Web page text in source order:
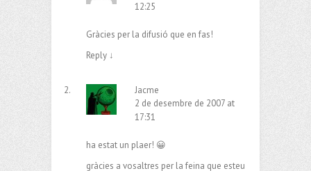
12:25
Gràcies per la difusió que en fas!
Reply ↓
Jacme
2 de desembre de 2007 at
17:31
ha estat un plaer! 😀
gràcies a vosaltres per la feina que esteu